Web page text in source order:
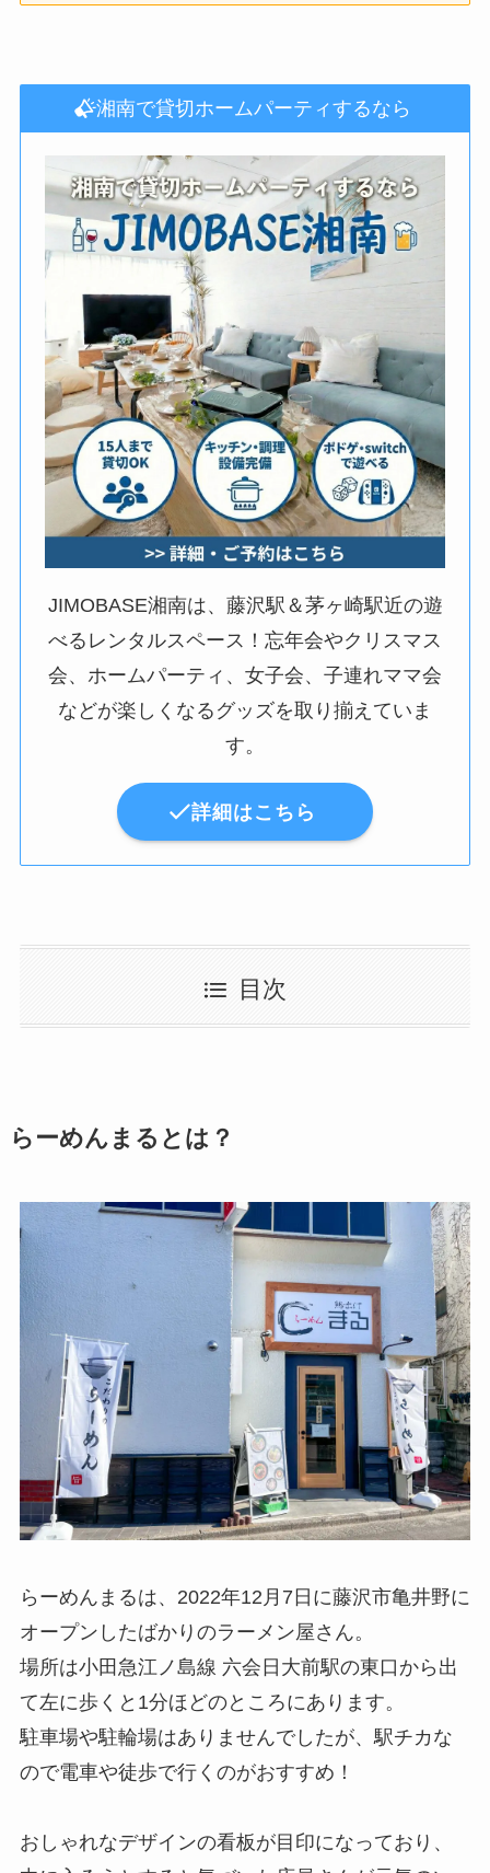
湘南で貸切ホームパーティするなら
JIMOBASE湘南は、藤沢駅＆茅ヶ崎駅近の遊
べるレンタルスペース！忘年会やクリスマス
会、ホームパーティ、女子会、子連れママ会
などが楽しくなるグッズを取り揃えていま
す。
詳細はこちら
目次
らーめんまるとは？
らーめんまるは、2022年12月7日に藤沢市亀井野に
オープンしたばかりのラーメン屋さん。
場所は小田急江ノ島線 六会日大前駅の東口から出
て左に歩くと1分ほどのところにあります。
駐車場や駐輪場はありませんでしたが、駅チカな
ので電車や徒歩で行くのがおすすめ！
おしゃれなデザインの看板が目印になっており、